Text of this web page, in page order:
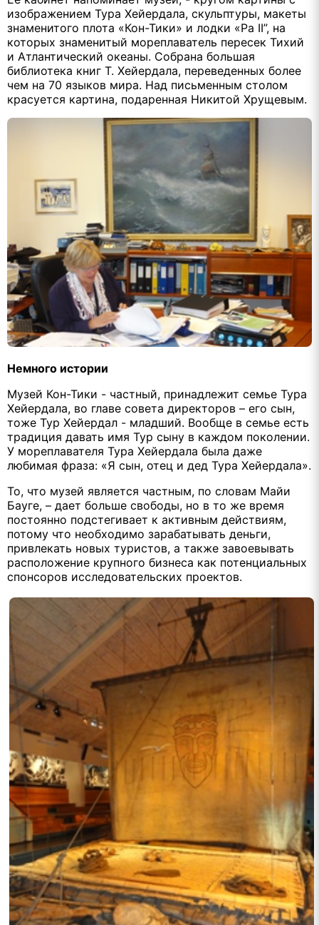
изображением Тура Хейердала, скульптуры, макеты
знаменитого плота «Кон-Тики» и лодки «Ра II”, на
которых знаменитый мореплаватель пересек Тихий
и Атлантический океаны. Собрана большая
библиотека книг Т. Хейердала, переведенных более
чем на 70 языков мира. Над письменным столом
красуется картина, подаренная Никитой Хрущевым.
Немного истории
Музей Кон-Тики - частный, принадлежит семье Тура
Хейердала, во главе совета директоров – его сын,
тоже Тур Хейердал - младший. Вообще в семье есть
традиция давать имя Тур сыну в каждом поколении.
У мореплавателя Тура Хейердала была даже
любимая фраза: «Я сын, отец и дед Тура Хейердала».
То, что музей является частным, по словам Майи
Бауге, – дает больше свободы, но в то же время
постоянно подстегивает к активным действиям,
потому что необходимо зарабатывать деньги,
привлекать новых туристов, а также завоевывать
расположение крупного бизнеса как потенциальных
спонсоров исследовательских проектов.